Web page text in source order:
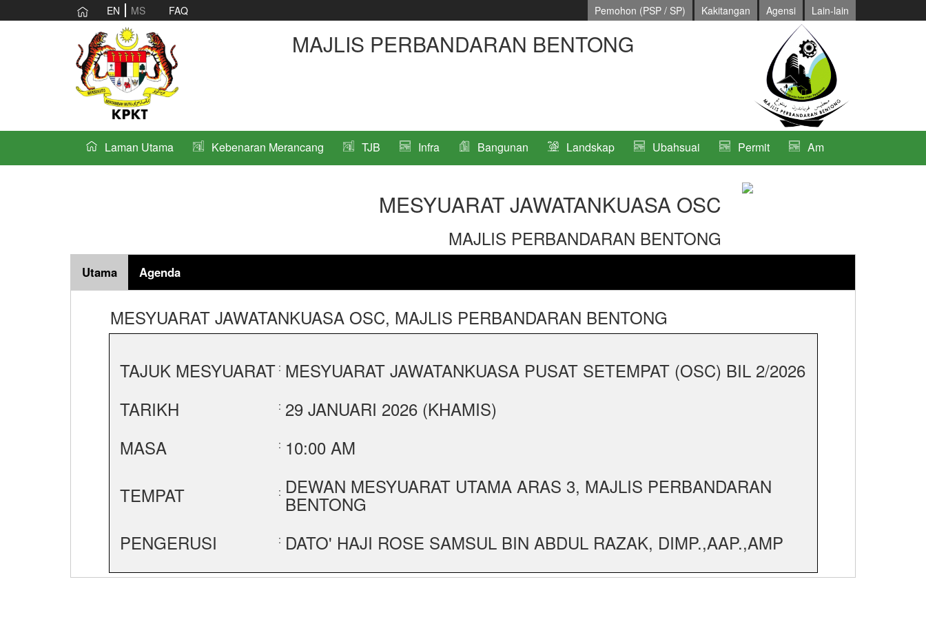
EN MS FAQ Lain-lain
Agensi
Kakitangan
Pemohon (PSP / SP)
MAJLIS PERBANDARAN BENTONG
Laman Utama Kebenaran Merancang TJB Infra Bangunan Landskap Ubahsuai Permit Am
MESYUARAT JAWATANKUASA OSC
MAJLIS PERBANDARAN BENTONG
Utama Agenda
MESYUARAT JAWATANKUASA OSC, MAJLIS PERBANDARAN BENTONG
TAJUK MESYUARAT : MESYUARAT JAWATANKUASA PUSAT SETEMPAT (OSC) BIL 2/2026
TARIKH
: 29 JANUARI 2026 (KHAMIS)
MASA
: 10:00 AM
TEMPAT
: DEWAN MESYUARAT UTAMA ARAS 3, MAJLIS PERBANDARAN
BENTONG
PENGERUSI
: DATO' HAJI ROSE SAMSUL BIN ABDUL RAZAK, DIMP.,AAP.,AMP